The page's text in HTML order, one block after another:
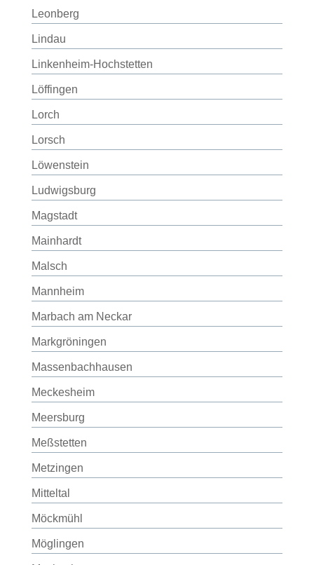
Leonberg
Lindau
Linkenheim-Hochstetten
Löffingen
Lorch
Lorsch
Löwenstein
Ludwigsburg
Magstadt
Mainhardt
Malsch
Mannheim
Marbach am Neckar
Markgröningen
Massenbachhausen
Meckesheim
Meersburg
Meßstetten
Metzingen
Mitteltal
Möckmühl
Möglingen